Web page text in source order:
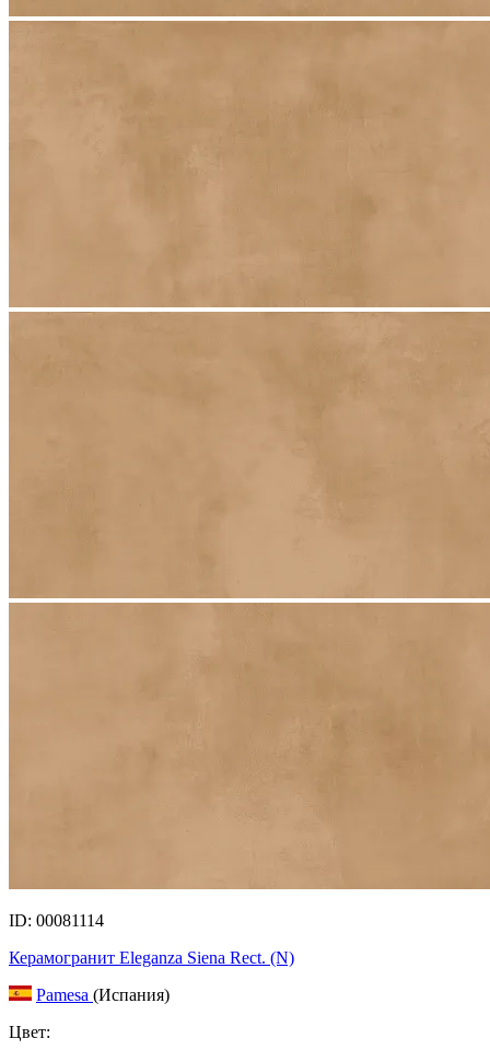
ID: 00081114
Керамогранит Eleganza Siena Rect. (N)
Pamesa (Испания)
Цвет: